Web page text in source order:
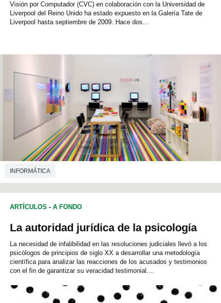
Visión por Computador (CVC) en colaboración con la Universidad de
Liverpool del Reino Unido ha estado expuesto en la Galería Tate de
Liverpool hasta septiembre de 2009. Hace dos...
INFORMÁTICA
ARTÍCULOS - A FONDO
La autoridad jurídica de la psicología
La necesidad de infalibilidad en las resoluciones judiciales llevó a los
psicólogos de principios de siglo XX a desarrollar una metodología
científica para analizar las reacciones de los acusados y testimonios
con el fin de garantizar su veracidad testimonial....